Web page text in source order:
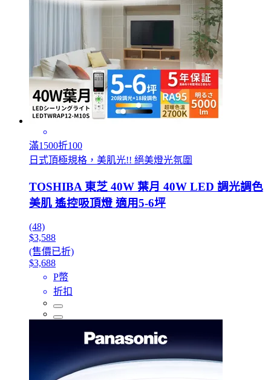
滿1500折100
日式頂極規格，美肌光!! 絕美燈光氛圍
TOSHIBA 東芝 40W 葉月 40W LED 調光調色
美肌 遙控吸頂燈 適用5-6坪
(48)
$3,588
(售價已折)
$3,688
P幣
折扣